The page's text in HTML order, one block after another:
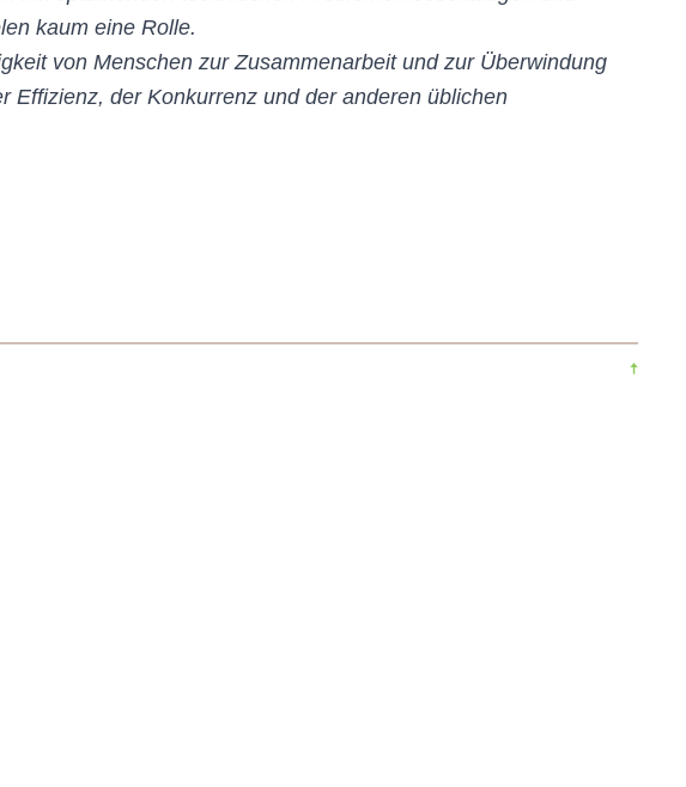
kaum eine Rolle.
von Menschen zur Zusammenarbeit und zur Überwindung
Effizienz, der Konkurrenz und der anderen üblichen